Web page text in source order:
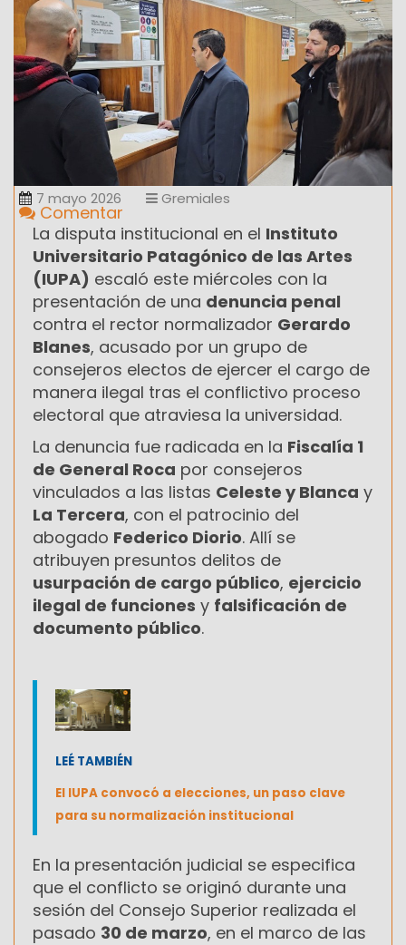
7 mayo 2026 Gremiales
Comentar
La disputa institucional en el Instituto
Universitario Patagónico de las Artes
(IUPA) escaló este miércoles con la
presentación de una denuncia penal
contra el rector normalizador Gerardo
Blanes, acusado por un grupo de
consejeros electos de ejercer el cargo de
manera ilegal tras el conflictivo proceso
electoral que atraviesa la universidad.
La denuncia fue radicada en la Fiscalía 1
de General Roca por consejeros
vinculados a las listas Celeste y Blanca y
La Tercera, con el patrocinio del
abogado Federico Diorio. Allí se
atribuyen presuntos delitos de
usurpación de cargo público, ejercicio
ilegal de funciones y falsificación de
documento público.
LEÉ TAMBIÉN
El IUPA convocó a elecciones, un paso clave
para su normalización institucional
En la presentación judicial se especifica
que el conflicto se originó durante una
sesión del Consejo Superior realizada el
pasado 30 de marzo, en el marco de las